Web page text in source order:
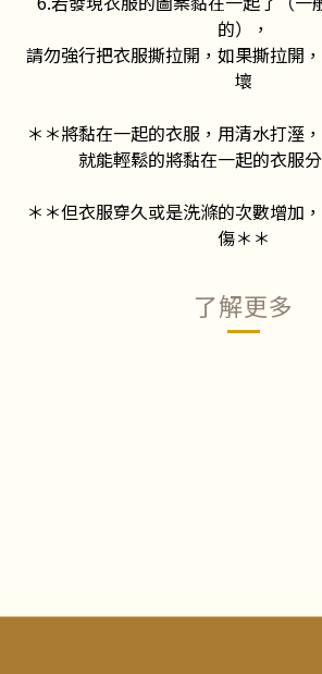
的），
請勿強行把衣服撕拉開，如果撕拉開
壞
＊＊將黏在一起的衣服，用清水打溼
就能輕鬆的將黏在一起的衣服
＊＊但衣服穿久或是洗滌的次數增加
傷＊＊
了解更多